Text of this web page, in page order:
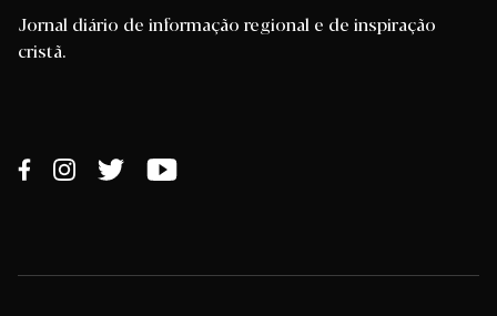
Jornal diário de informação regional e de inspiração
cristã.